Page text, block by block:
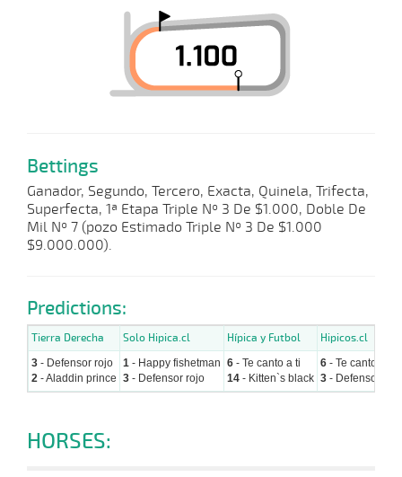
Bettings
Ganador, Segundo, Tercero, Exacta, Quinela, Trifecta,
Superfecta, 1ª Etapa Triple Nº 3 De $1.000, Doble De
Mil Nº 7 (pozo Estimado Triple Nº 3 De $1.000
$9.000.000).
Predictions:
Tierra Derecha Solo Hipica.cl Hípica y Futbol Hipicos.cl
3 - Defensor rojo
2 - Aladdin prince
1 - Happy fishetman
3 - Defensor rojo
6 - Te canto a ti
14 - Kitten`s black
6 - Te canto a ti
3 - Defensor rojo
HORSES: